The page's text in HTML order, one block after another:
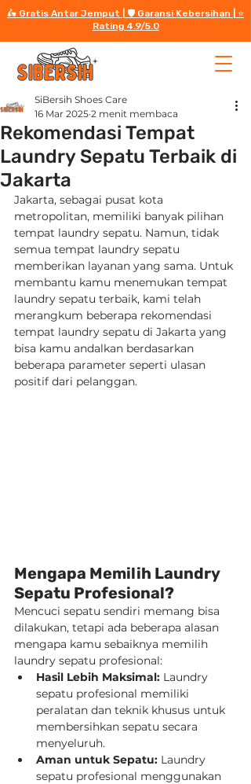
🛵 Gratis Antar Jemput | 🛡️ Garansi Kebersihan | ⭐️
Rating 4.9/5.0
Rekomendasi Tempat
Laundry Sepatu Terbaik di
Jakarta
SiBersih Shoes Care
16 Mar 2025 2 menit membaca
Jakarta, sebagai pusat kota
metropolitan, memiliki banyak pilihan
tempat laundry sepatu. Namun, tidak
semua tempat laundry sepatu
memberikan layanan yang sama. Untuk
membantu kamu menemukan tempat
laundry sepatu terbaik, kami telah
merangkum beberapa rekomendasi
tempat laundry sepatu di Jakarta yang
bisa kamu andalkan berdasarkan
beberapa parameter seperti ulasan
positif dari pelanggan.
Mengapa Memilih Laundry
Sepatu Profesional?
Mencuci sepatu sendiri memang bisa
dilakukan, tetapi ada beberapa alasan
mengapa kamu sebaiknya memilih
laundry sepatu profesional:
Hasil Lebih Maksimal: Laundry
sepatu profesional memiliki
peralatan dan teknik khusus untuk
membersihkan sepatu secara
menyeluruh.
Aman untuk Sepatu: Laundry
sepatu profesional menggunakan